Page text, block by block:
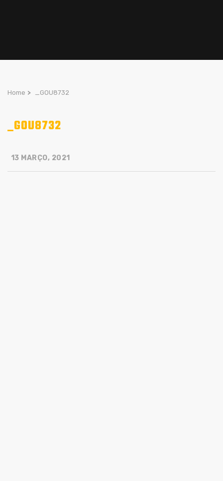
Home > _GOU8732
_GOU8732
13 MARÇO, 2021